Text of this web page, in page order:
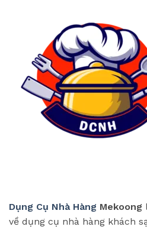
Dụng Cụ Nhà Hàng Mekoong
về dụng cụ nhà hàng khách